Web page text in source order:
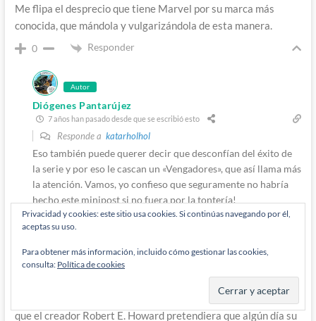
Me flipa el desprecio que tiene Marvel por su marca más
conocida, que mándola y vulgarizándola de esta manera.
0 Responder
Autor
Diógenes Pantarújez
7 años han pasado desde que se escribió esto
Responde a katarholhol
Eso también puede querer decir que desconfían del éxito de
la serie y por eso le cascan un «Vengadores», que así llama más
la atención. Vamos, yo confieso que seguramente no habría
hecho este minipost si no fuera por la tontería!
0 Responder
7 años han pasado desde que se escribió esto
Moralmente, a mi esto no me parece demasiado bien: No creo
que el creador Robert E. Howard pretendiera que algún día su
Privacidad y cookies: este sitio usa cookies. Si continúas navegando por él,
aceptas su uso.
Para obtener más información, incluido cómo gestionar las cookies,
consulta: Política de cookies